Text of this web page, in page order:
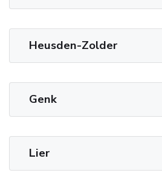
Heusden-Zolder
Genk
Lier